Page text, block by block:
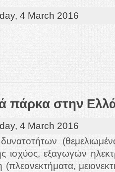
4 March 2016
πάρκα στην
4 March 2016
ισχύος, εξαγωγών
(πλεονεκτήματα,